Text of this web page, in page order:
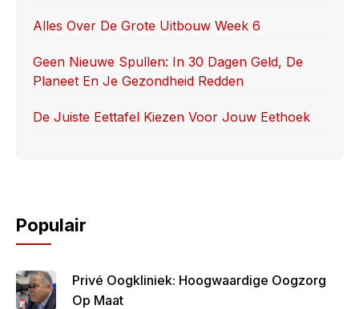
Alles Over De Grote Uitbouw Week 6
Geen Nieuwe Spullen: In 30 Dagen Geld, De
Planeet En Je Gezondheid Redden
De Juiste Eettafel Kiezen Voor Jouw Eethoek
Populair
Privé Oogkliniek: Hoogwaardige Oogzorg
Op Maat